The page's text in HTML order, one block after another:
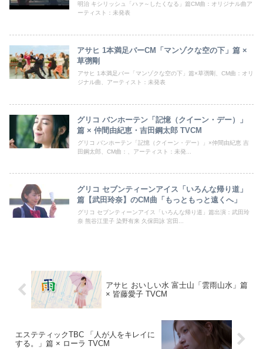
明治 キシリッシュ「ハァ～したくなる」篇CM曲：オリジナル曲ア
ーティスト：未発表
アサヒ 1本満足バーCM「マンゾクな空の下」篇 ×
草彅剛
アサヒ 1本満足バー「マンゾクな空の下」篇×草彅剛、CM曲：オリ
ジナル曲、アーティスト：未発表
グリコ バンホーテン「記憶（クイーン・デー）」
篇 × 仲間由紀恵・吉田鋼太郎 TVCM
グリコ バンホーテン「記憶（クイーン・デー）」×仲間由紀恵 吉
田鋼太郎、CM曲：、アーティスト：未発...
グリコ セブンティーンアイス「いろんな帰り道」
篇【武田玲奈】のCM曲「もっともっと遠くへ」
グリコ セブンティーンアイス「いろんな帰り道」篇出演：武田玲
奈 熊谷江里子 染野有来 久保田詠 宮田...
アサヒ おいしい水 富士山「雲雨山水」篇
× 皆藤愛子 TVCM
エステティックTBC 「人が人をキレイに
する。」篇 × ローラ TVCM